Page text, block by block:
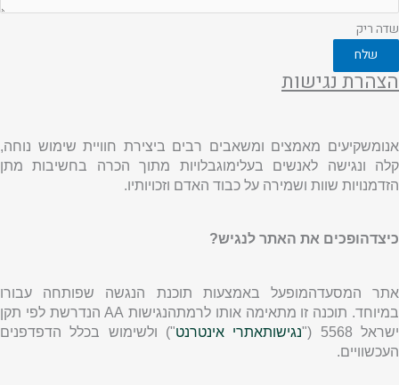
שדה ריק
שלח
הצהרת נגישות
אנומשקיעים מאמצים ומשאבים רבים ביצירת חוויית שימוש נוחה,
קלה ונגישה לאנשים בעלימוגבלויות מתוך הכרה בחשיבות מתן
הזדמנויות שוות ושמירה על כבוד האדם וזכויותיו.
כיצדהופכים את האתר לנגיש?
אתר המסעדהמופעל באמצעות תוכנת הנגשה שפותחה עבורו
במיוחד. תוכנה זו מתאימה אותו לרמתהנגישות AAהנדרשת לפי תקן
ישראל 5568 ("
נגישותאתרי אינטרנט") ולשימוש בכלל הדפדפנים
העכשוויים.